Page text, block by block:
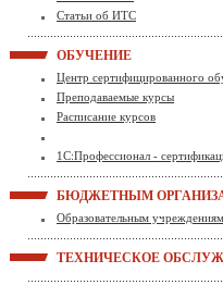
Статьи об ИТС
ОБУЧЕНИЕ
Центр сертифицированного
Преподаваемые курсы
Расписание курсов
1С:Профессионал -
БЮДЖЕТНЫМ
Образовательным учреждениям
ТЕХНИЧЕСКОЕ